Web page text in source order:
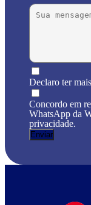
Declaro ter
Concordo em
WhatsApp da
privacidade.